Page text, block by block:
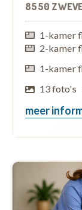
8550
1-kamer
2-kamer
1-kamer
13 foto's
meer